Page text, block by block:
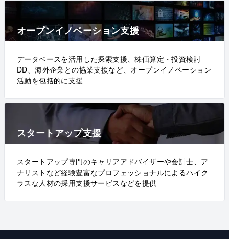
オープンイノベーション支援
データベースを活用した探索支援、株価算定・投資検討
DD、海外企業との協業支援など、オープンイノベーション
活動を包括的に支援
スタートアップ支援
スタートアップ専門のキャリアアドバイザーや会計士、ア
ナリストなど経験豊富なプロフェッショナルによるハイク
ラスな人材の採用支援サービスなどを提供